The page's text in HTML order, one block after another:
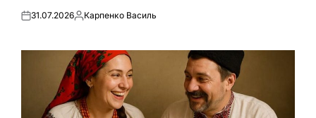
Оприлюднено
31.07.2026Опубліковано
Карпенко Василь